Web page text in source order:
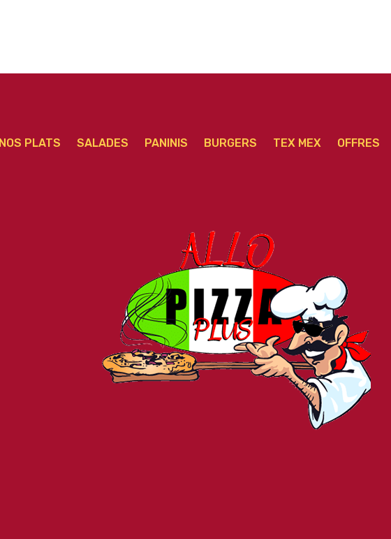
NOS PLATS SALADES PANINIS BURGERS TEX MEX OFFRES